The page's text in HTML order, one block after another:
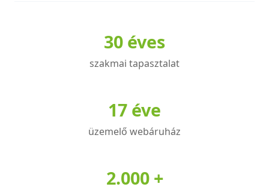
30 éves
szakmai tapasztalat
17 éve
üzemelő webáruház
2.000 +